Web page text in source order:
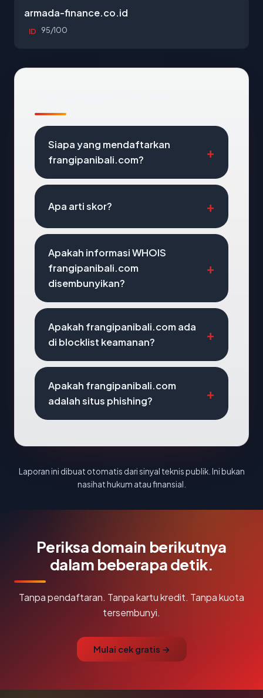
armada-finance.co.id
ID 95/100
Siapa yang mendaftarkan
frangipanibali.com?
Apa arti skor?
Apakah informasi WHOIS
frangipanibali.com
disembunyikan?
Apakah frangipanibali.com ada
di blocklist keamanan?
Apakah frangipanibali.com
adalah situs phishing?
Laporan ini dibuat otomatis dari sinyal teknis publik. Ini bukan
nasihat hukum atau finansial.
Periksa domain berikutnya
dalam beberapa detik.
Tanpa pendaftaran. Tanpa kartu kredit. Tanpa kuota
tersembunyi.
Mulai cek gratis →